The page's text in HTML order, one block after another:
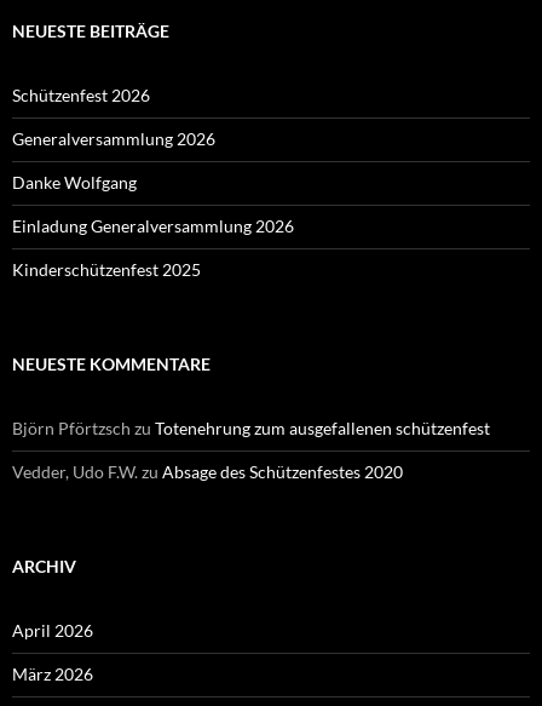
NEUESTE BEITRÄGE
Schützenfest 2026
Generalversammlung 2026
Danke Wolfgang
Einladung Generalversammlung 2026
Kinderschützenfest 2025
NEUESTE KOMMENTARE
Björn Pförtzsch zu Totenehrung zum ausgefallenen schützenfest
Vedder, Udo F.W.zu Absage des Schützenfestes 2020
ARCHIV
April 2026
März 2026